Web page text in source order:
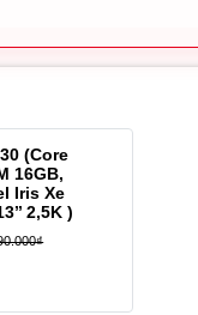
(Core
16GB,
Iris Xe
2,5K )